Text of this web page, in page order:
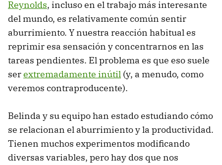
Reynolds, incluso en el trabajo más interesante
del mundo, es relativamente común sentir
aburrimiento. Y nuestra reacción habitual es
reprimir esa sensación y concentrarnos en las
tareas pendientes. El problema es que eso suele
serextremadamente inútil (y, a menudo, como
veremos contraproducente).
Belinda y su equipo han estado estudiando cómo
se relacionan el aburrimiento y la productividad.
Tienen muchos experimentos modificando
diversas variables, pero hay dos que nos